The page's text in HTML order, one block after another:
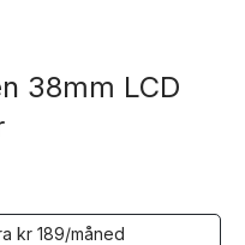
38mm LCD
kr189/måned